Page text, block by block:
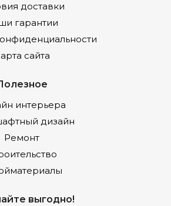
доставки
гарантии
сайта
интерьера
дизайн
Ремонт
выгодно!